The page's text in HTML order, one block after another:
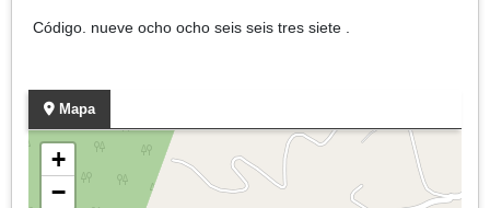
Código. nueve ocho ocho seis seis tres siete .
Mapa
+
−